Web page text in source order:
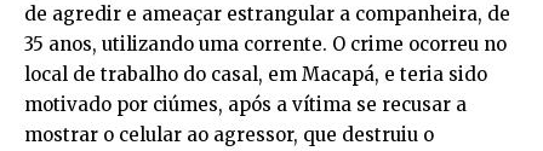
de agredir e ameaçar estrangular a companheira, de
35 anos, utilizando uma corrente. O crime ocorreu no
local de trabalho do casal, em Macapá, e teria sido
motivado por ciúmes, após a vítima se recusar a
mostrar o celular ao agressor, que destruiu o